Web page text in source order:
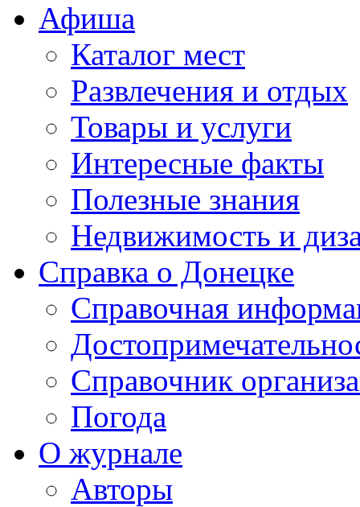
Афиша
Каталог мест
Развлечения и отдых
Товары и услуги
Интересные факты
Полезные знания
Недвижимость и
Справка о Донецке
Справочная
Справочник
Погода
О журнале
Авторы